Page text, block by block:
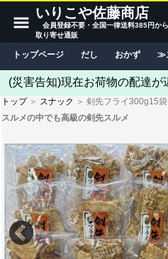
いりこや佐藤商店
会員登録不要・全国一律送料385円か
取り寄せ通販
トップページ だし おかず
(災害告知)現在お荷物の配達が
トップ＞ スナック ＞ 剣先フライ300g15袋
スルメの中でも高級の剣先スルメ